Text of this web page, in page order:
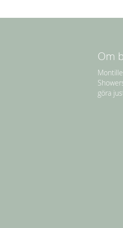
Om
göra